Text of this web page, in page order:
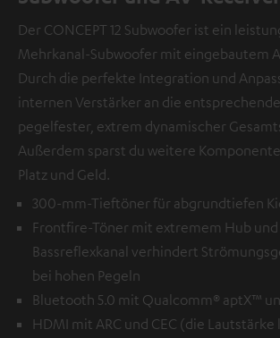
Der CONCEPT 12 Subwoofer ist ein
Mehrkanal-Subwoofer mit eingebautem
Durch die perfekte Integration und
internen Verstärker an die
pegelfester, extrem dynamischer
Außerdem sparst du weitere
Platz und Geld.
300-mm-Tieftöner für abgrundtiefen
Frontfire-Töner mit extremem Hub
Bassreflexkanal verhindert
bei hohen Pegeln
Bluetooth 5.0 mit Qualcomm® aptX™
HDMI mit ARC und CEC (die Lautstärke